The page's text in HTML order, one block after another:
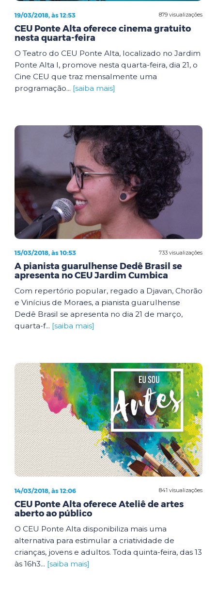
879 visualizações
19/03/2018, às 12:53
CEU Ponte Alta oferece cinema gratuito
nesta quarta-feira
O Teatro do CEU Ponte Alta, localizado no Jardim
Ponte Alta I, promove nesta quarta-feira, dia 21, o
Cine CEU que traz mensalmente uma
programação... [saiba mais]
733 visualizações
15/03/2018, às 10:53
A pianista guarulhense Dedê Brasil se
apresenta no CEU Jardim Cumbica
Com repertório popular, regado a Djavan, Chorão
e Vinícius de Moraes, a pianista guarulhense
Dedê Brasil se apresenta no dia 21 de março,
quarta-f... [saiba mais]
841 visualizações
14/03/2018, às 12:06
CEU Ponte Alta oferece Ateliê de artes
aberto ao público
O CEU Ponte Alta disponibiliza mais uma
alternativa para estimular a criatividade de
crianças, jovens e adultos. Toda quinta-feira, das 13
às 16h3... [saiba mais]